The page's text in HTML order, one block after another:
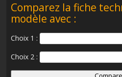
Comparez la fiche
modèle avec :
Choix 1 :
Choix 2 :